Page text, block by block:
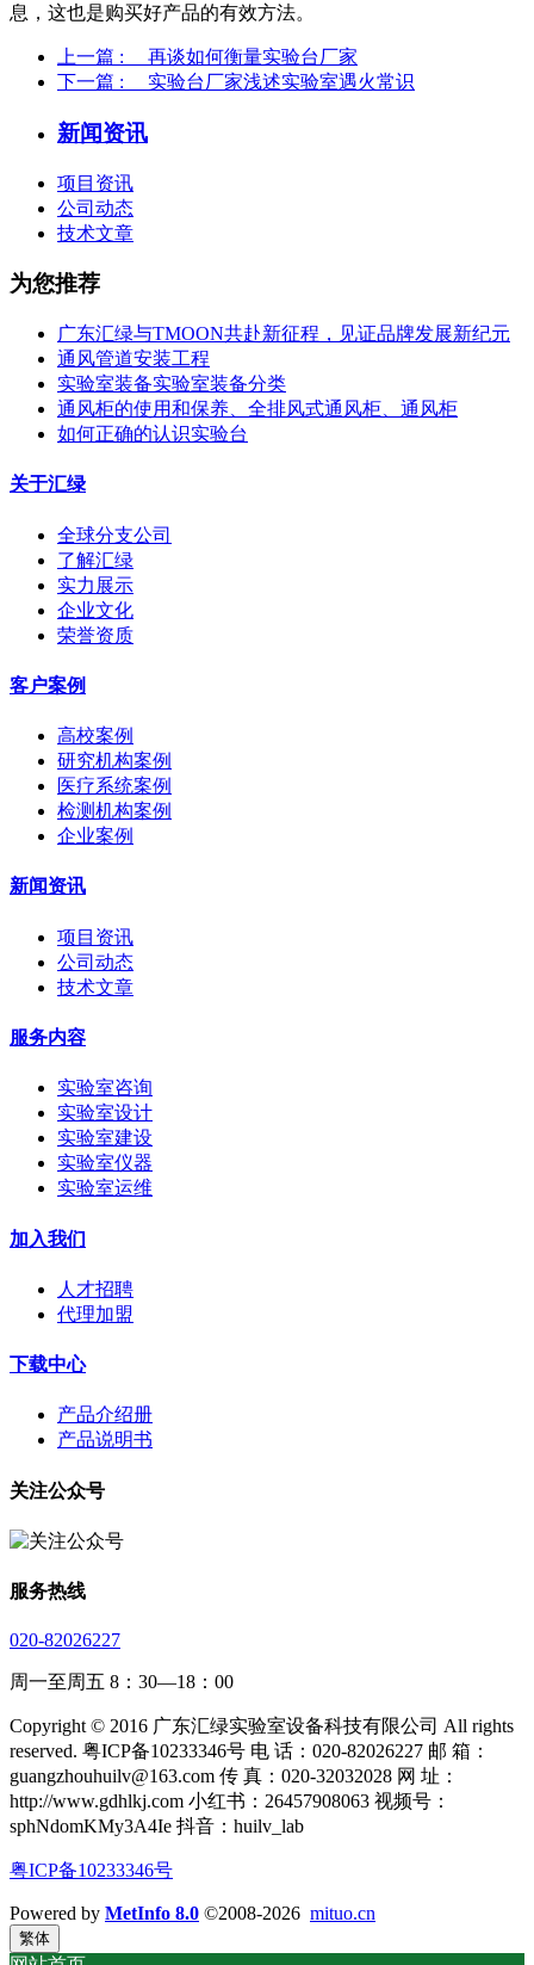
息，这也是购买好产品的有效方法。
上一篇 : 再谈如何衡量实验台厂家
下一篇 : 实验台厂家浅述实验室遇火常识
新闻资讯
项目资讯
公司动态
技术文章
为您推荐
广东汇绿与TMOON共赴新征程，见证品牌发展新纪元
通风管道安装工程
实验室装备实验室装备分类
通风柜的使用和保养、全排风式通风柜、通风柜
如何正确的认识实验台
关于汇绿
全球分支公司
了解汇绿
实力展示
企业文化
荣誉资质
客户案例
高校案例
研究机构案例
医疗系统案例
检测机构案例
企业案例
新闻资讯
项目资讯
公司动态
技术文章
服务内容
实验室咨询
实验室设计
实验室建设
实验室仪器
实验室运维
加入我们
人才招聘
代理加盟
下载中心
产品介绍册
产品说明书
关注公众号
服务热线
020-82026227
周一至周五 8：30—18：00
Copyright © 2016 广东汇绿实验室设备科技有限公司 All rights
reserved. 粤ICP备10233346号 电 话：020-82026227 邮 箱：
guangzhouhuilv@163.com 传 真：020-32032028 网 址：
http://www.gdhlkj.com 小红书：26457908063 视频号：
sphNdomKMy3A4Ie 抖音：huilv_lab
粤ICP备10233346号
Powered by MetInfo 8.0 ©2008-2026 mituo.cn
繁体